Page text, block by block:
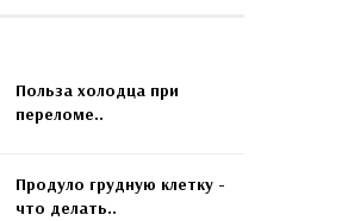
Польза холодца при
переломе..
Продуло грудную клетку -
что делать..